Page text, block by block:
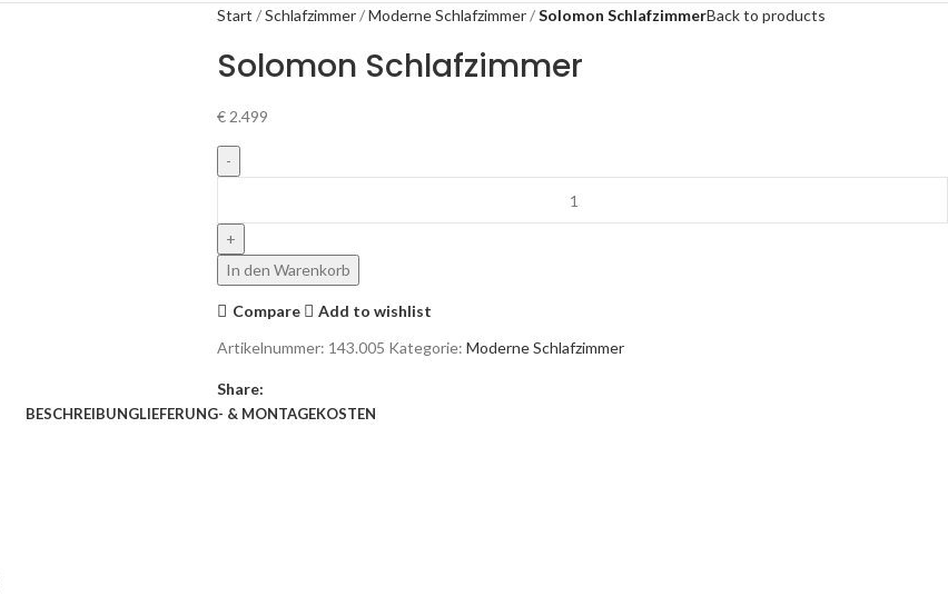
Start Schlafzimmer Moderne Schlafzimmer Solomon SchlafzimmerBack to products
Solomon Schlafzimmer
€ 2.499
In den Warenkorb
Compare
Add to wishlist
Artikelnummer: 143.005 Kategorie: Moderne Schlafzimmer
Share:
BESCHREIBUNGLIEFERUNG- & MONTAGEKOSTEN